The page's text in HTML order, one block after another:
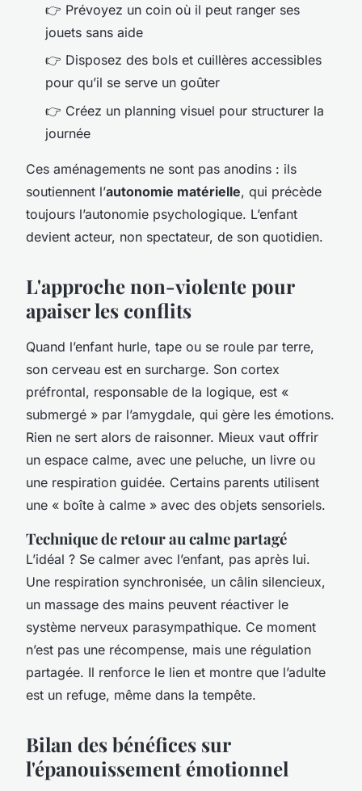
👉 Prévoyez un coin où il peut ranger ses
jouets sans aide
👉 Disposez des bols et cuillères accessibles
pour qu’il se serve un goûter
👉 Créez un planning visuel pour structurer la
journée
Ces aménagements ne sont pas anodins : ils
soutiennent l’autonomie matérielle, qui précède
toujours l’autonomie psychologique. L’enfant
devient acteur, non spectateur, de son quotidien.
L'approche non-violente pour
apaiser les conflits
Quand l’enfant hurle, tape ou se roule par terre,
son cerveau est en surcharge. Son cortex
préfrontal, responsable de la logique, est «
submergé » par l’amygdale, qui gère les émotions.
Rien ne sert alors de raisonner. Mieux vaut offrir
un espace calme, avec une peluche, un livre ou
une respiration guidée. Certains parents utilisent
une « boîte à calme » avec des objets sensoriels.
Technique de retour au calme partagé
L’idéal ? Se calmer avec l’enfant, pas après lui.
Une respiration synchronisée, un câlin silencieux,
un massage des mains peuvent réactiver le
système nerveux parasympathique. Ce moment
n’est pas une récompense, mais une régulation
partagée. Il renforce le lien et montre que l’adulte
est un refuge, même dans la tempête.
Bilan des bénéfices sur
l'épanouissement émotionnel